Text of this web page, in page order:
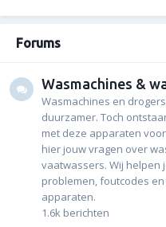
Forums
Wasmachines &
Wasmachines en
duurzamer. Toch
met deze apparaten voor
hier jouw vragen over
vaatwassers. Wij helpen
problemen, foutcodes
apparaten.
1.6k berichten